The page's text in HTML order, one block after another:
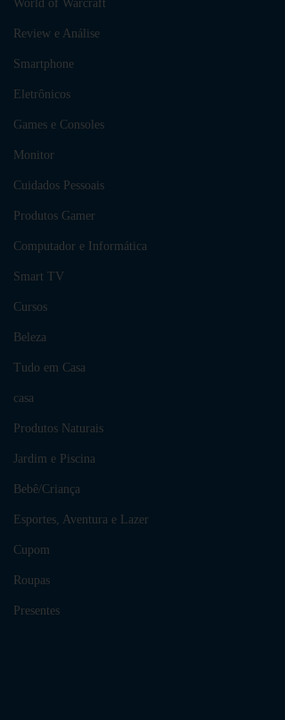
World of Warcraft
Review e Análise
Smartphone
Eletrônicos
Games e Consoles
Monitor
Cuidados Pessoais
Produtos Gamer
Computador e Informática
Smart TV
Cursos
Beleza
Tudo em Casa
casa
Produtos Naturais
Jardim e Piscina
Bebê/Criança
Esportes, Aventura e Lazer
Cupom
Roupas
Presentes